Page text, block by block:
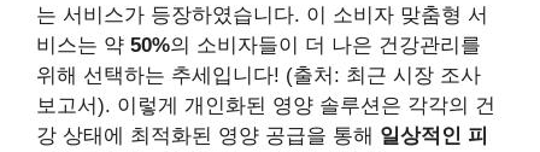
는 서비스가 등장하였습니다. 이 소비자 맞춤형 서
비스는 약 50%의 소비자들이 더 나은 건강관리를
위해 선택하는 추세입니다! (출처: 최근 시장 조사
보고서). 이렇게 개인화된 영양 솔루션은 각각의 건
강 상태에 최적화된 영양 공급을 통해 일상적인 피